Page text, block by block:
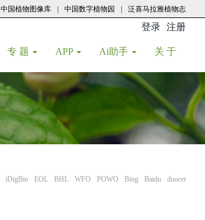
中国植物图像库 中国数字植物园 泛喜马拉雅植物志
登录 注册
专 题 APP Ai助手 关 于
iDigBio EOL BHL WFO POWO Bing Baidu duocet